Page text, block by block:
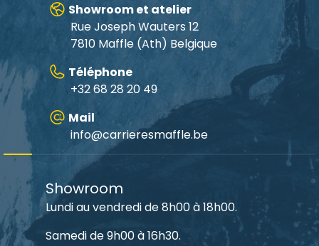
Showroom et atelier
Rue Joseph Wauters 12
7810 Maffle (Ath) Belgique
Téléphone
+32 68 28 20 49
Mail
info@carrieresmaffle.be
Showroom
Lundi au vendredi de 8h00 à 18h00.
Samedi de 9h00 à 16h30.